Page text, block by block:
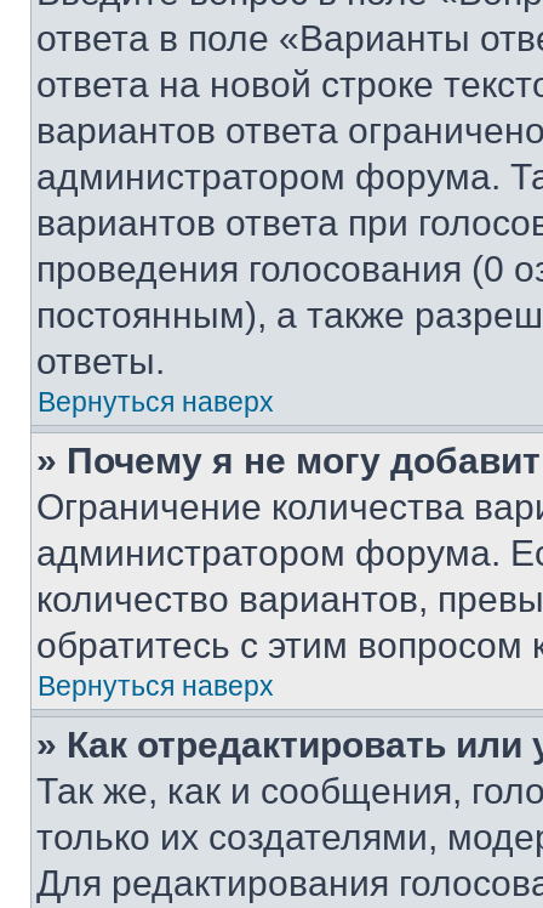
ответа в поле «Варианты
ответа на новой строке
вариантов ответа
администратором форума.
вариантов ответа при
проведения голосования (0
постоянным), а также
ответы.
Вернуться наверх
» Почему я не могу
Ограничение количества
администратором форума.
количество вариантов,
обратитесь с этим вопросом
Вернуться наверх
» Как отредактировать
Так же, как и сообщения,
только их создателями,
Для редактирования